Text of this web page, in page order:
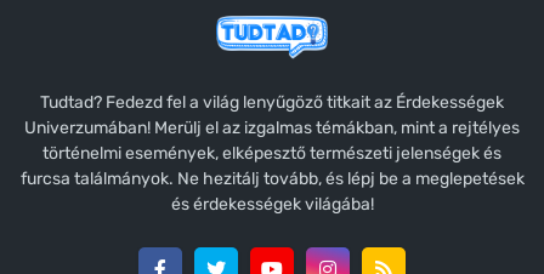
Tudtad? Fedezd fel a világ lenyűgöző titkait az Érdekességek
Univerzumában! Merülj el az izgalmas témákban, mint a rejtélyes
történelmi események, elképesztő természeti jelenségek és
furcsa találmányok. Ne hezitálj tovább, és lépj be a meglepetések
és érdekességek világába!